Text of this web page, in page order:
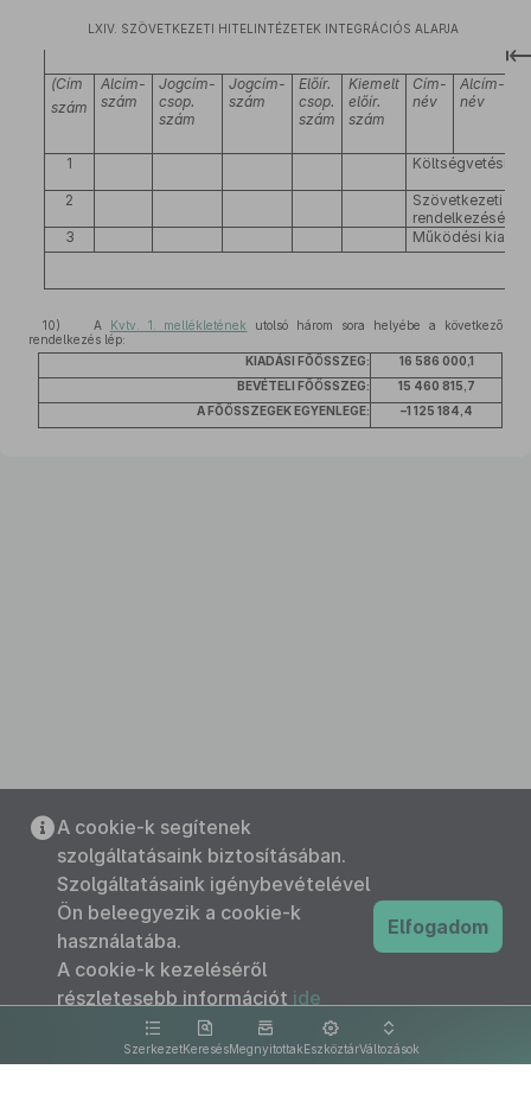
LXIV. SZÖVETKEZETI HITELINTÉZETEK INTEGRÁCIÓS ALAPJA
(Cím
szám
Alcím-
szám
Jogcím-
csop.
szám
Jogcím-
szám
Előír.
csop.
szám
Kiemelt
előír.
szám
Cím-
név
Alcím-
név
1 Költségvetési
2
Szövetkezeti
rendelkezésére
3
Működési
10) A Kvtv. 1. mellékletének
utolsó három sora helyébe a következő
rendelkezés lép:
KIADÁSI FŐÖSSZEG:
16 586 000,1
BEVÉTELI FŐÖSSZEG:
15 460 815,7
A FŐÖSSZEGEK EGYENLEGE:
–1 125 184,4
SzerkezetKeresésMegnyitottakEszköztárVáltozások
A cookie-k segítenek
szolgáltatásaink biztosításában.
Szolgáltatásaink igénybevételével
Ön beleegyezik a cookie-k
használatába.
A cookie-k kezeléséről
részletesebb információt ide
kattintva olvashat.
Elfogadom